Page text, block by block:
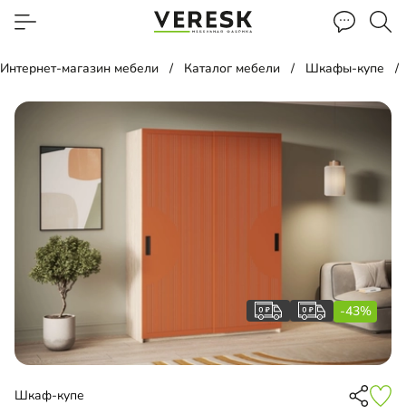
Интернет-магазин мебели Каталог мебели Шкафы-купе
-43%
Шкаф-купе